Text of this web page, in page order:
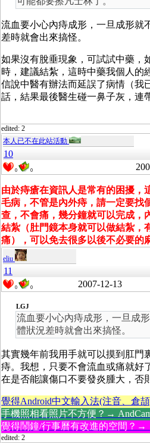
流血要小心內痔成形，一旦成形就
差時就會出來搞怪。
如果沒有脫垂現象，可試試中藥，
時，建議結紮，這時中藥我個人的
信說中醫有辦法而延誤了病情（我
話，結果最後醫生碰一鼻子灰，連
edited: 2
本人已不在此站活動
10
0 0
由於痔瘡在資訊人是常有的困擾，
毛病，不管是內外痔，請一定要找
查，不會痛，幾分鐘就可以完成，
結紮（肚門鏡本身就可以做結紮，
痛），可以免去很多以後不必要的
eliu
11
0 0 2007-12-13
LGJ
流血要小心內痔成形，一旦成
體狀況差時就會出來搞怪。
其實幾年前我用手就可以摸到肛門
痔。我想，只要不會流血或痛就好
在是否能讓傷口不要發炎腫大，否
覺得Android中文輸入法(注音、倉
手機照相看照片不方便？→
覺得鬧鐘/行事曆有改進的空間？→
edited: 2